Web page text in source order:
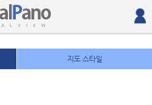
지도 스타일